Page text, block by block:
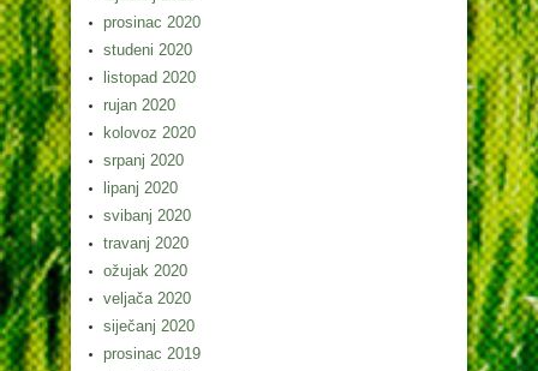
prosinac 2020
studeni 2020
listopad 2020
rujan 2020
kolovoz 2020
srpanj 2020
lipanj 2020
svibanj 2020
travanj 2020
ožujak 2020
veljača 2020
siječanj 2020
prosinac 2019